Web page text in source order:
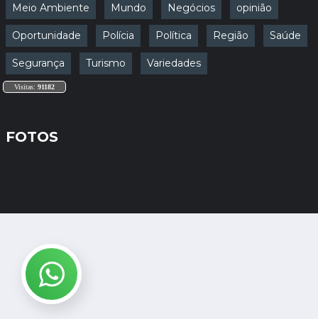
Meio Ambiente Mundo Negócios opinião
Oportunidade Polícia Política Região Saúde
Segurança Turismo Variedades
Visitas: 91182
FOTOS